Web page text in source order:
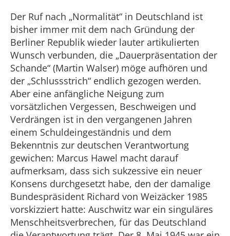
Der Ruf nach „Normalität“ in Deutschland ist
bisher immer mit dem nach Gründung der
Berliner Republik wieder lauter artikulierten
Wunsch verbunden, die „Dauerpräsentation der
Schande“ (Martin Walser) möge aufhören und
der „Schlussstrich“ endlich gezogen werden.
Aber eine anfängliche Neigung zum
vorsätzlichen Vergessen, Beschweigen und
Verdrängen ist in den vergangenen Jahren
einem Schuldeingeständnis und dem
Bekenntnis zur deutschen Verantwortung
gewichen: Marcus Hawel macht darauf
aufmerksam, dass sich sukzessive ein neuer
Konsens durchgesetzt habe, den der damalige
Bundespräsident Richard von Weizäcker 1985
vorskizziert hatte: Auschwitz war ein singuläres
Menschheitsverbrechen, für das Deutschland